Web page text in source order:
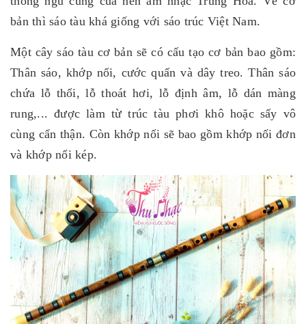
bản thì sáo tàu khá giống với sáo trúc Việt Nam.
Một cây sáo tàu cơ bản sẽ có cấu tạo cơ bản bao gồm:
Thân sáo, khớp nối, cước quấn và dây treo. Thân sáo
chứa lỗ thổi, lỗ thoát hơi, lỗ định âm, lỗ dán màng
rung,... được làm từ trúc tàu phơi khô hoặc sấy vô
cùng cẩn thận. Còn khớp nối sẽ bao gồm khớp nối đơn
và khớp nối kép.